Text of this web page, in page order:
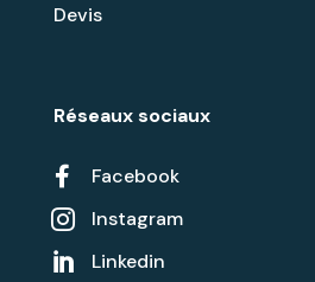
Réseaux sociaux
 Facebook
 Instagram
 Linkedin
Devis